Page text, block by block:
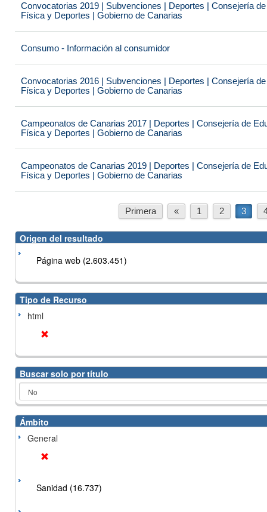
Convocatorias 2019 | Subvenciones | Deportes | Consejería
Física y Deportes | Gobierno de Canarias
Consumo - Información al consumidor
Convocatorias 2016 | Subvenciones | Deportes | Consejería
Física y Deportes | Gobierno de Canarias
Campeonatos de Canarias 2017 | Deportes | Consejería de
Física y Deportes | Gobierno de Canarias
Campeonatos de Canarias 2019 | Deportes | Consejería de
Física y Deportes | Gobierno de Canarias
Primera « 1 2 3
Origen del resultado
Página web (2.603.451)
Tipo de Recurso
html
Buscar solo por título
Ámbito
General
Sanidad (16.737)